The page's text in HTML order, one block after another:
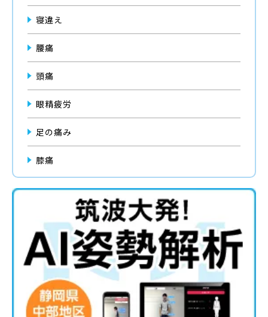
寝違え
腰痛
頭痛
眼精疲労
足の痛み
膝痛